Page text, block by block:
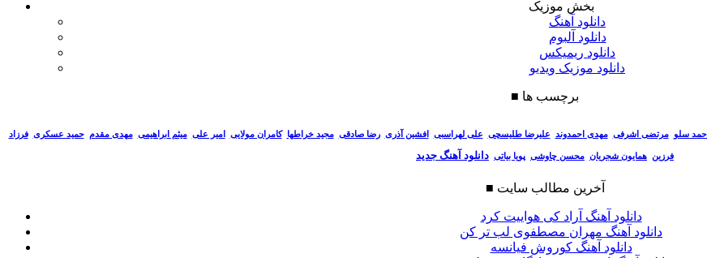
بخش موزیک
دانلود آهنگ
دانلود آلبوم
دانلود ریمیکس
دانلود موزیک ویدیو
■ برچسب ها
سلو مرتضی اشرفی مهدی احمدوند علیرضا طلیسچی علی لهراسبی افشین آذری رضا صادقی مجید خراطها کامران مولایی امیر علی میثم ابراهیمی مهدی مقدم حمید عسکری فرزاد
فرزین همایون شجریان محسن چاوشی پویا بیاتی دانلود آهنگ جدید
■ آخرین مطالب سایت
دانلود آهنگ آراد کی هواییت کرد
دانلود آهنگ مهران مصطفوی لب تر کن
دانلود آهنگ کوروش فیانسه